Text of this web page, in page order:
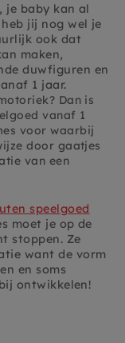
je baby kan al
jij nog wel je
ook dat
maken,
duwfiguren en
1 jaar.
Dan is
vanaf 1
voor waarbij
door gaatjes
van een
speelgoed
moet je op de
stoppen. Ze
want de vorm
en soms
ontwikkelen!